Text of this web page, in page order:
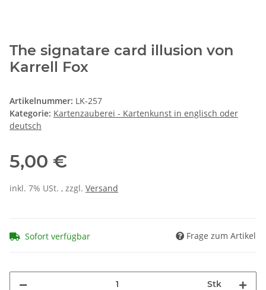
The signatare card illusion von
Karrell Fox
Artikelnummer: LK-257
Kategorie: Kartenzauberei - Kartenkunst in englisch oder
deutsch
5,00 €
inkl. 7% USt. , zzgl. Versand
Sofort verfügbar Frage zum Artikel
Stk